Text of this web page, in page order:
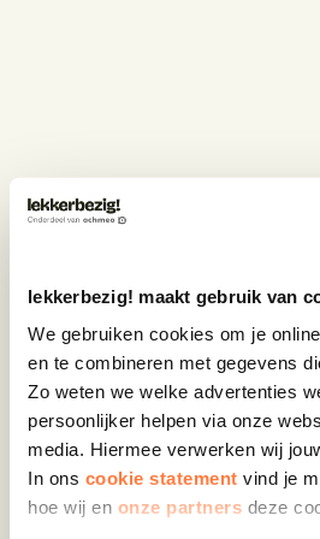
lekkerbezig! maakt gebruik van
We gebruiken cookies om je
en te combineren met gegevens
Zo weten we welke advertenties
persoonlijker helpen via onze
media. Hiermee verwerken wij
In ons cookie statement vind je
hoe wij en onze partners deze